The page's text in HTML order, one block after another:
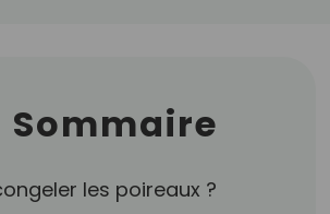
Sommaire
les poireaux ?